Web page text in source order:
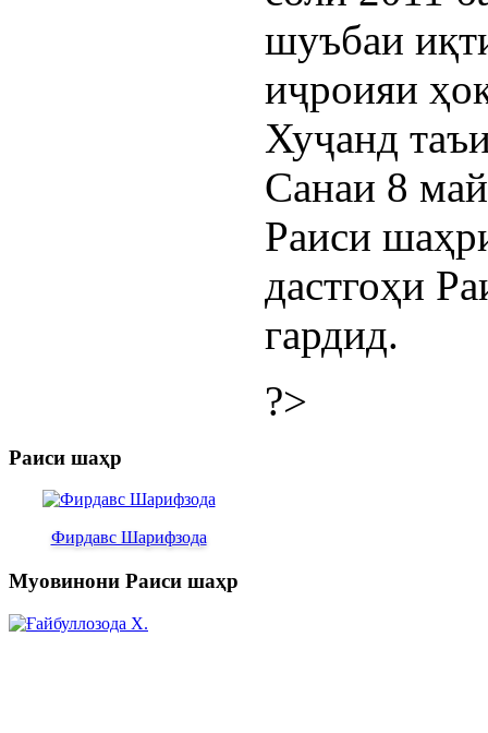
шуъбаи
иҷроияи
Хуҷанд
Санаи 8
Раиси
дастгоҳи
гардид.
?>
Раиси шаҳр
Фирдавс Шарифзода
Муовинони Раиси шаҳр